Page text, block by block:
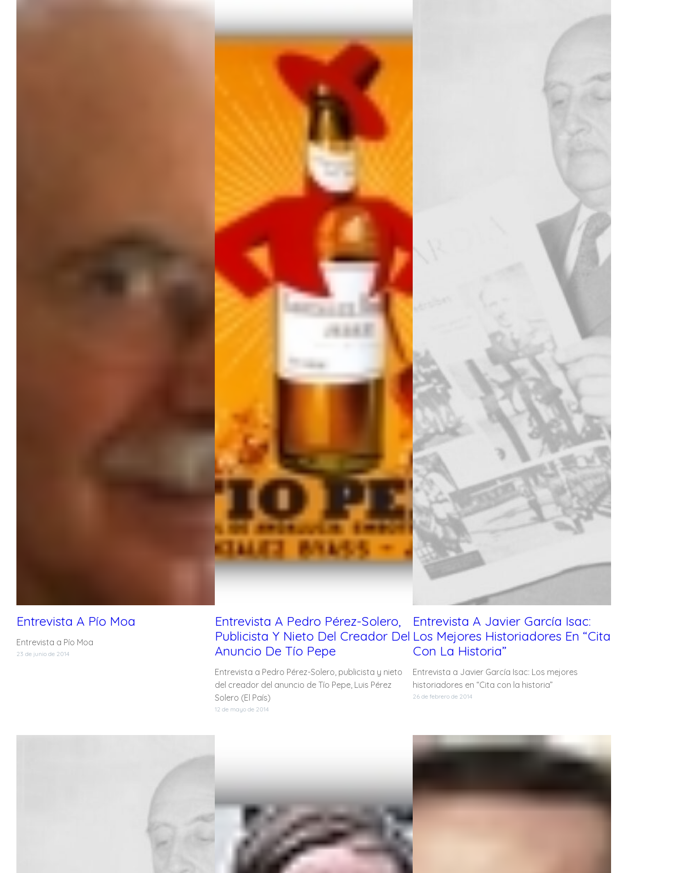
Entrevista A Pío Moa
Entrevista a Pío Moa
23 de junio de 2014
Entrevista A Pedro Pérez-Solero,
Publicista Y Nieto Del Creador Del
Anuncio De Tío Pepe
Entrevista a Pedro Pérez-Solero, publicista y nieto
del creador del anuncio de Tío Pepe, Luis Pérez
Solero (El País)
12 de mayo de 2014
Entrevista A Javier García Isac:
Los Mejores Historiadores En “Cita
Con La Historia”
Entrevista a Javier García Isac: Los mejores
historiadores en “Cita con la historia”
26 de febrero de 2014